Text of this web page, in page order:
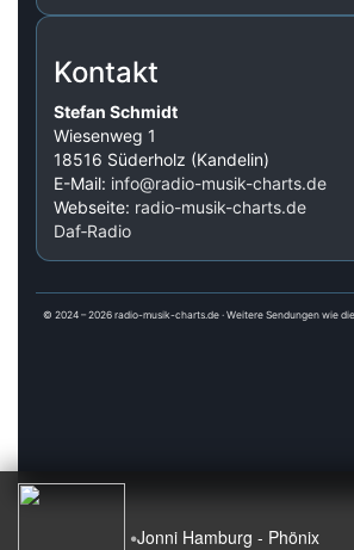
Kontakt
Stefan Schmidt
Wiesenweg 1
18516 Süderholz (Kandelin)
E-Mail: info@radio-musik-charts.de
Webseite: radio-musik-charts.de
Daf‑Radio
© 2024 – 2026 radio-musik-charts.de · Weitere Sendungen wie
•Jonni Hamburg - Phönix